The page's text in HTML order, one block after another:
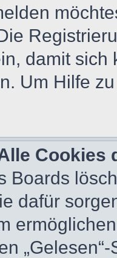
damit
Um Hilfe
Boards
dafür